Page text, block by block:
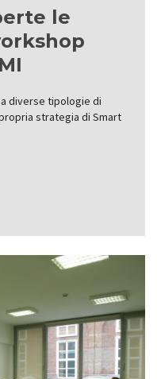
le
diverse tipologie di
strategia di Smart